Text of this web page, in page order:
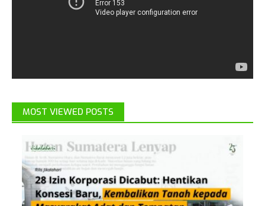
MOST VIEWED POSTS